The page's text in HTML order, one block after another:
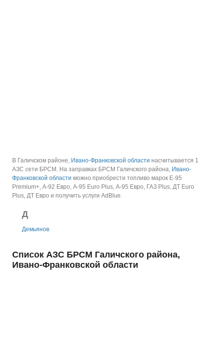
В Галичском районе, Ивано-Франковской области насчитывается 1
АЗС сети БРСМ. На заправках БРСМ Галичского района, Ивано-
Франковской области можно приобрести топливо марок E-95
Premium+, А-92 Евро, А-95 Euro Plus, А-95 Евро, ГАЗ Plus, ДТ Euro
Plus, ДТ Евро и получить услуги AdBlue.
Д
Демьянов
Список АЗС БРСМ Галичского района,
Ивано-Франковской области